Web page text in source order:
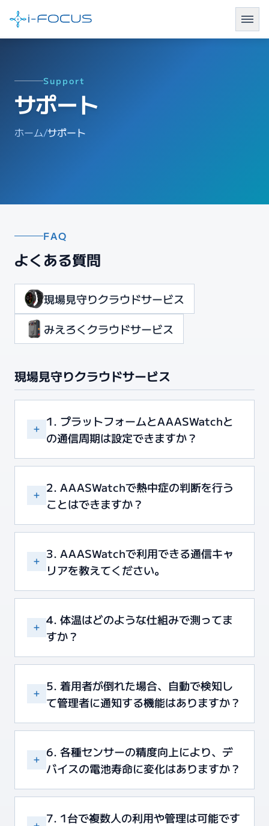
©i-Focus Co., Ltd. All Rights Reserved.
Support
サポート
ホーム/サポート
FAQ
よくある質問
現場見守りクラウドサービス
みえろくクラウドサービス
現場見守りクラウドサービス
1. プラットフォームとAAASWatchと
の通信周期は設定できますか？
2. AAASWatchで熱中症の判断を行う
ことはできますか？
3. AAASWatchで利用できる通信キャ
リアを教えてください。
4. 体温はどのような仕組みで測ってま
すか？
5. 着用者が倒れた場合、自動で検知し
て管理者に通知する機能はありますか？
6. 各種センサーの精度向上により、デ
バイスの電池寿命に変化はありますか？
7. 1台で複数人の利用や管理は可能です